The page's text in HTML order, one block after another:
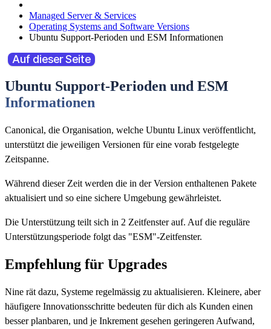
Managed Server & Services
Operating Systems and Software Versions
Ubuntu Support-Perioden und ESM Informationen
Auf dieser Seite
Ubuntu Support-Perioden und ESM
Informationen
Canonical, die Organisation, welche Ubuntu Linux veröffentlicht,
unterstützt die jeweiligen Versionen für eine vorab festgelegte
Zeitspanne.
Während dieser Zeit werden die in der Version enthaltenen Pakete
aktualisiert und so eine sichere Umgebung gewährleistet.
Die Unterstützung teilt sich in 2 Zeitfenster auf. Auf die reguläre
Unterstützungsperiode folgt das "ESM"-Zeitfenster.
Empfehlung für Upgrades
Nine rät dazu, Systeme regelmässig zu aktualisieren. Kleinere, aber
häufigere Innovationsschritte bedeuten für dich als Kunden einen
besser planbaren, und je Inkrement gesehen geringeren Aufwand,